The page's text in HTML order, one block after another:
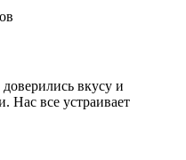
вкусу и
Нас все устраивает